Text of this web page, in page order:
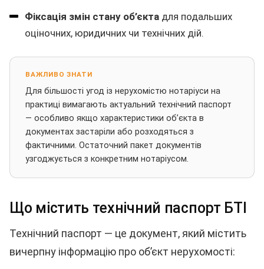
Фіксація змін стану об’єкта для подальших
оціночних, юридичних чи технічних дій.
ВАЖЛИВО ЗНАТИ
Для більшості угод із нерухомістю нотаріуси на
практиці вимагають актуальний технічний паспорт
— особливо якщо характеристики об’єкта в
документах застаріли або розходяться з
фактичними. Остаточний пакет документів
узгоджується з конкретним нотаріусом.
Що містить технічний паспорт БТІ
Технічний паспорт — це документ, який містить
вичерпну інформацію про об’єкт нерухомості: